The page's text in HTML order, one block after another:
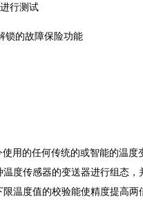
行测试
锁的故障保险功能
使用的任何传统的或智能的温度
温度传感器的变送器进行组态，
限温度值的校验能使精度提高两